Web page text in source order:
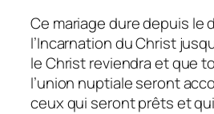
Ce mariage dure depuis le
l’Incarnation du Christ
le Christ reviendra et que
l’union nuptiale seront
ceux qui seront prêts et